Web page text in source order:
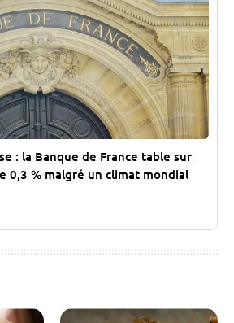
: la Banque de France table sur
0,3 % malgré un climat mondial